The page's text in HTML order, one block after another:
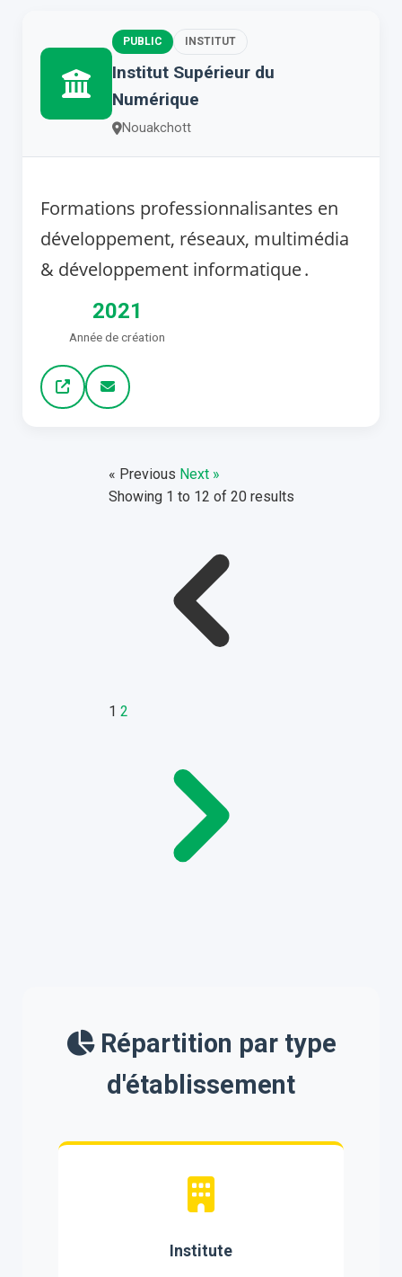
PUBLIC INSTITUT
Institut Supérieur du
Numérique
Nouakchott
Formations professionnalisantes en
développement, réseaux, multimédia
& développement informatique .
2021
Année de création
« Previous Next »
Showing 1 to 12 of 20results
1 2
Répartition par type
d'établissement
Institute